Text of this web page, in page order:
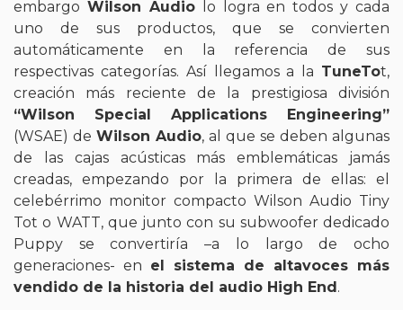
embargo Wilson Audiolo logra en todos y cada
uno de sus productos, que se convierten
automáticamente en la referencia de sus
respectivas categorías. Así llegamos a la TuneTot,
creación más reciente de la prestigiosa división
“Wilson Special Applications Engineering”
(WSAE) de Wilson Audio, al que se deben algunas
de las cajas acústicas más emblemáticas jamás
creadas, empezando por la primera de ellas: el
celebérrimo monitor compacto Wilson Audio Tiny
Tot o WATT, que junto con su subwoofer dedicado
Puppy se convertiría –a lo largo de ocho
generaciones- en el sistema de altavoces más
vendido de la historia del audio High End .